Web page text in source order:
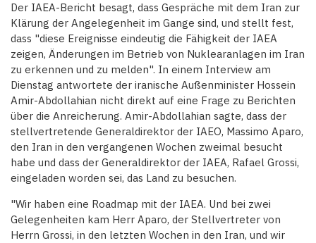
Der IAEA-Bericht besagt, dass Gespräche mit dem Iran zur
Klärung der Angelegenheit im Gange sind, und stellt fest,
dass "diese Ereignisse eindeutig die Fähigkeit der IAEA
zeigen, Änderungen im Betrieb von Nuklearanlagen im Iran
zu erkennen und zu melden". In einem Interview am
Dienstag antwortete der iranische Außenminister Hossein
Amir-Abdollahian nicht direkt auf eine Frage zu Berichten
über die Anreicherung. Amir-Abdollahian sagte, dass der
stellvertretende Generaldirektor der IAEO, Massimo Aparo,
den Iran in den vergangenen Wochen zweimal besucht
habe und dass der Generaldirektor der IAEA, Rafael Grossi,
eingeladen worden sei, das Land zu besuchen.
"Wir haben eine Roadmap mit der IAEA. Und bei zwei
Gelegenheiten kam Herr Aparo, der Stellvertreter von
Herrn Grossi, in den letzten Wochen in den Iran, und wir